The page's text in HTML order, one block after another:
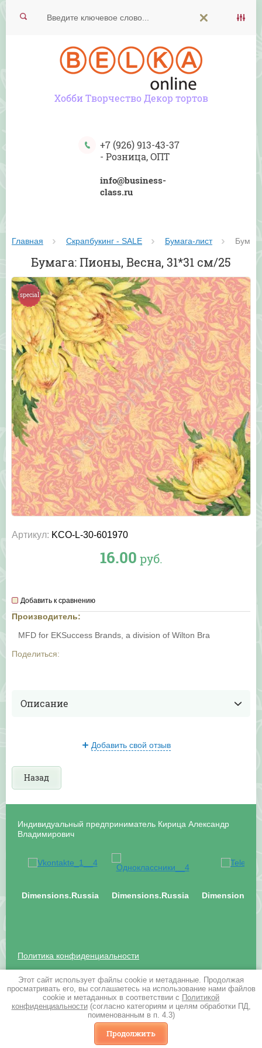
Хобби Творчество Декор тортов
+7 (926) 913-43-37
- Розница, ОПТ
info@business-
class.ru
Главная Скрапбукинг - SALE Бумага-лист
Бумага: Пионы, Весна, 31*31 см/25
special
Артикул: KCO-L-30-601970
16.00 руб.
Добавить к сравнению
Производитель:
MFD for EKSuccess Brands, a division of Wilton Bra
Поделиться:
Описание
Добавить свой отзыв
Назад
Индивидуальный предприниматель Кирица Александр
Владимирович
Dimensions.Russia Dimensions.Russia
Политика конфиденциальности
Почтовый адрес: 125424, г. Москва, Волоколамское
шоссе, д. 73
info@business-class.ru
Этот сайт использует файлы cookie и метаданные. Продолжая
просматривать его, вы соглашаетесь на использование нами файлов
cookie и метаданных в соответствии с Политикой
конфиденциальности(согласно категориям и целям обработки ПД,
поименованным в п. 4.3)
Продолжить